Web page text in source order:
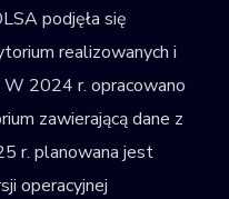
podjęła się
realizowanych i
W 2024 r. opracowano
zawierającą dane z
r. planowana jest
operacyjnej